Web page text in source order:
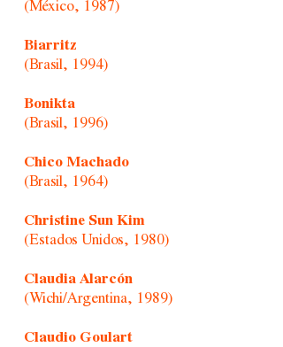
(México, 1987)
Biarritz
(Brasil, 1994)
Bonikta
(Brasil, 1996)
Chico Machado
(Brasil, 1964)
Christine Sun Kim
(Estados Unidos, 1980)
Claudia Alarcón
(Wichi/Argentina, 1989)
Claudio Goulart